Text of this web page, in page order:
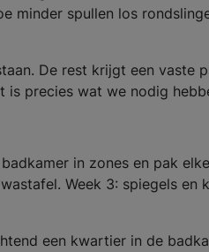
minder spullen los
De rest krijgt een vaste
is precies wat we nodig
in zones en pak
Week 3: spiegels en
een kwartier in de